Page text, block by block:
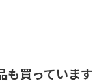
も買っています